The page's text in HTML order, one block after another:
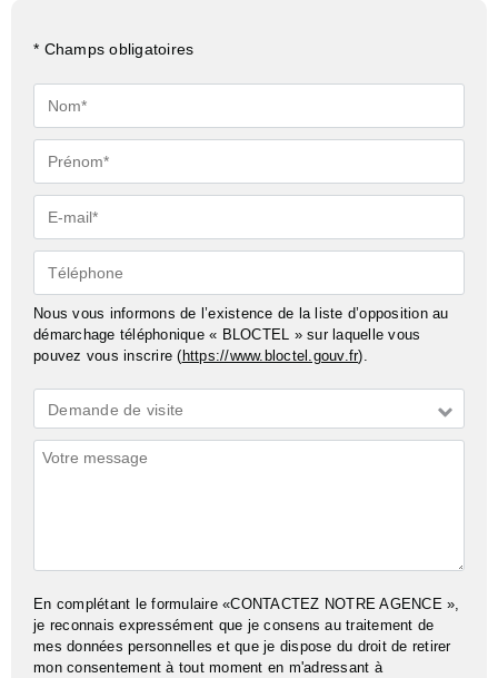
* Champs obligatoires
Nom*
Prénom*
E-
mail*
Téléphone
Nous vous informons de l’existence de la liste d’opposition au
démarchage téléphonique « BLOCTEL » sur laquelle vous
pouvez vous inscrire (https://www.bloctel.gouv.fr).
Demande
*
Demande de visite
Commentaires
En complétant le formulaire «CONTACTEZ NOTRE AGENCE »,
je reconnais expressément que je consens au traitement de
mes données personnelles et que je dispose du droit de retirer
mon consentement à tout moment en m'adressant à